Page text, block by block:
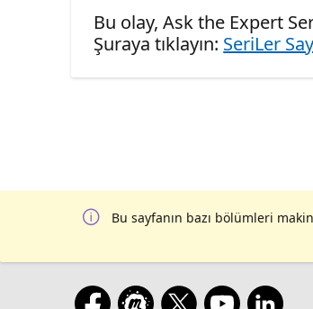
Bu olay, Ask the Expert
Şuraya tıklayın: SeriLer
Bu sayfanın bazı bölümleri